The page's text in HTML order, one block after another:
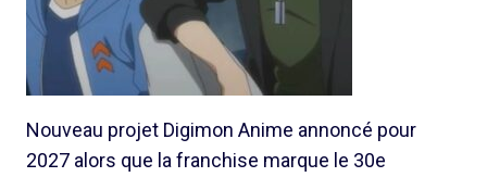
Nouveau projet Digimon Anime annoncé pour
2027 alors que la franchise marque le 30e